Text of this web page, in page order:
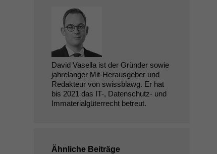
David Vasella ist der Gründer sowie
jahrelanger Mit-Herausgeber und
Redakteur von swissblawg. Er hat
bis 2021 das IT-, Datenschutz- und
Immaterialgüterrecht betreut.
Ähnliche Beiträge